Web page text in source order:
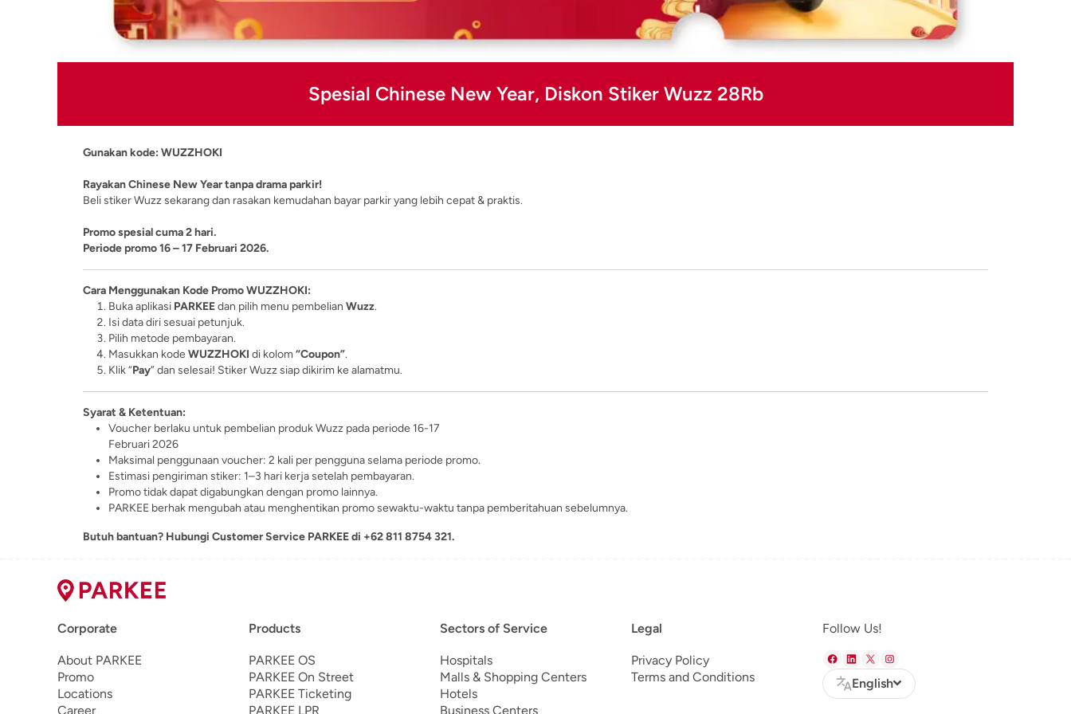
Spesial Chinese New Year, Diskon Stiker Wuzz 28Rb
Gunakan kode: WUZZHOKI
Rayakan Chinese New Year tanpa drama parkir!
Beli stiker Wuzz sekarang dan rasakan kemudahan bayar parkir yang lebih cepat & praktis.
Promo spesial cuma 2 hari.
Periode promo 16 – 17 Februari 2026.
Cara Menggunakan Kode Promo WUZZHOKI:
Buka aplikasi PARKEEdan pilih menu pembelian Wuzz.
Isi data diri sesuai petunjuk.
Pilih metode pembayaran.
Masukkan kode WUZZHOKI di kolom “Coupon”.
Klik “Pay” dan selesai! Stiker Wuzz siap dikirim ke alamatmu.
Syarat & Ketentuan:
Voucher berlaku untuk pembelian produk Wuzz pada periode 16-17
Februari 2026
Maksimal penggunaan voucher: 2 kali per pengguna selama periode promo.
Estimasi pengiriman stiker: 1–3 hari kerja setelah pembayaran.
Promo tidak dapat digabungkan dengan promo lainnya.
PARKEE berhak mengubah atau menghentikan promo sewaktu-waktu tanpa pemberitahuan sebelumnya.
Butuh bantuan? Hubungi Customer Service PARKEE di +62 811 8754 321.
Corporate
About PARKEE
Promo
Locations
Career
Products
PARKEE OS
PARKEE On Street
PARKEE Ticketing
PARKEE LPR
Sectors of Service
Hospitals
Malls & Shopping Centers
Hotels
Business Centers
Legal
Privacy Policy
Terms and Conditions
Follow Us!
English